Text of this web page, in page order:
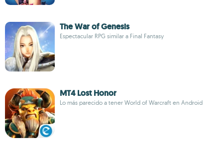
The War of Genesis
Espectacular RPG similar a Final Fantasy
MT4 Lost Honor
Lo más parecido a tener World of Warcraft en Android